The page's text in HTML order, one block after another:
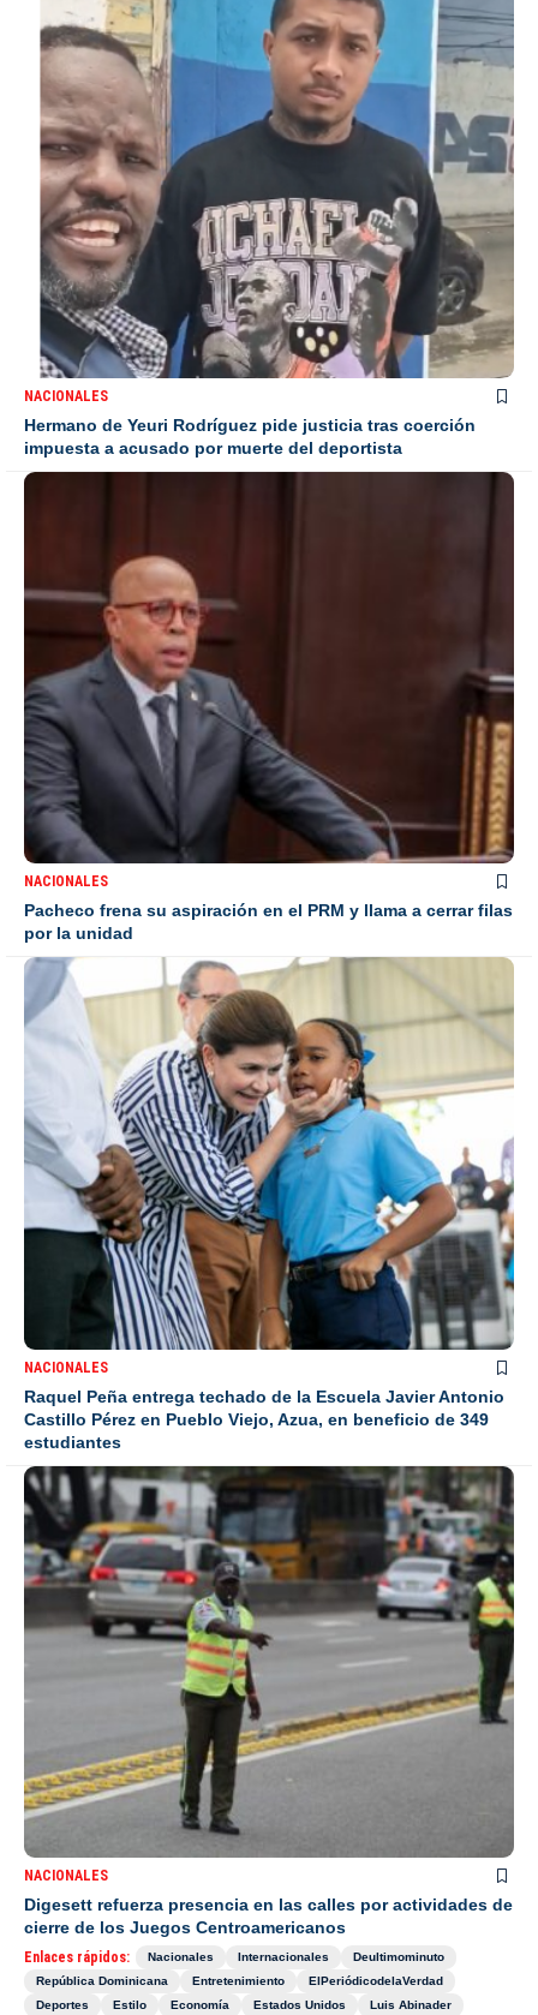
NACIONALES
Hermano de Yeuri Rodríguez pide justicia tras coerción
impuesta a acusado por muerte del deportista
NACIONALES
Pacheco frena su aspiración en el PRM y llama a cerrar filas
por la unidad
NACIONALES
Raquel Peña entrega techado de la Escuela Javier Antonio
Castillo Pérez en Pueblo Viejo, Azua, en beneficio de 349
estudiantes
NACIONALES
Digesett refuerza presencia en las calles por actividades de
cierre de los Juegos Centroamericanos
Enlaces rápidos: Nacionales Internacionales
Deultimominuto
República Dominicana
Entretenimiento
ElPeriódicodelaVerdad
Deportes
Estilo Economía Estados Unidos
Luis Abinader